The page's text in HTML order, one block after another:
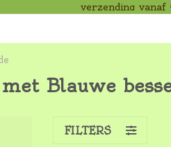
verzending
Blauwe
FILTERS